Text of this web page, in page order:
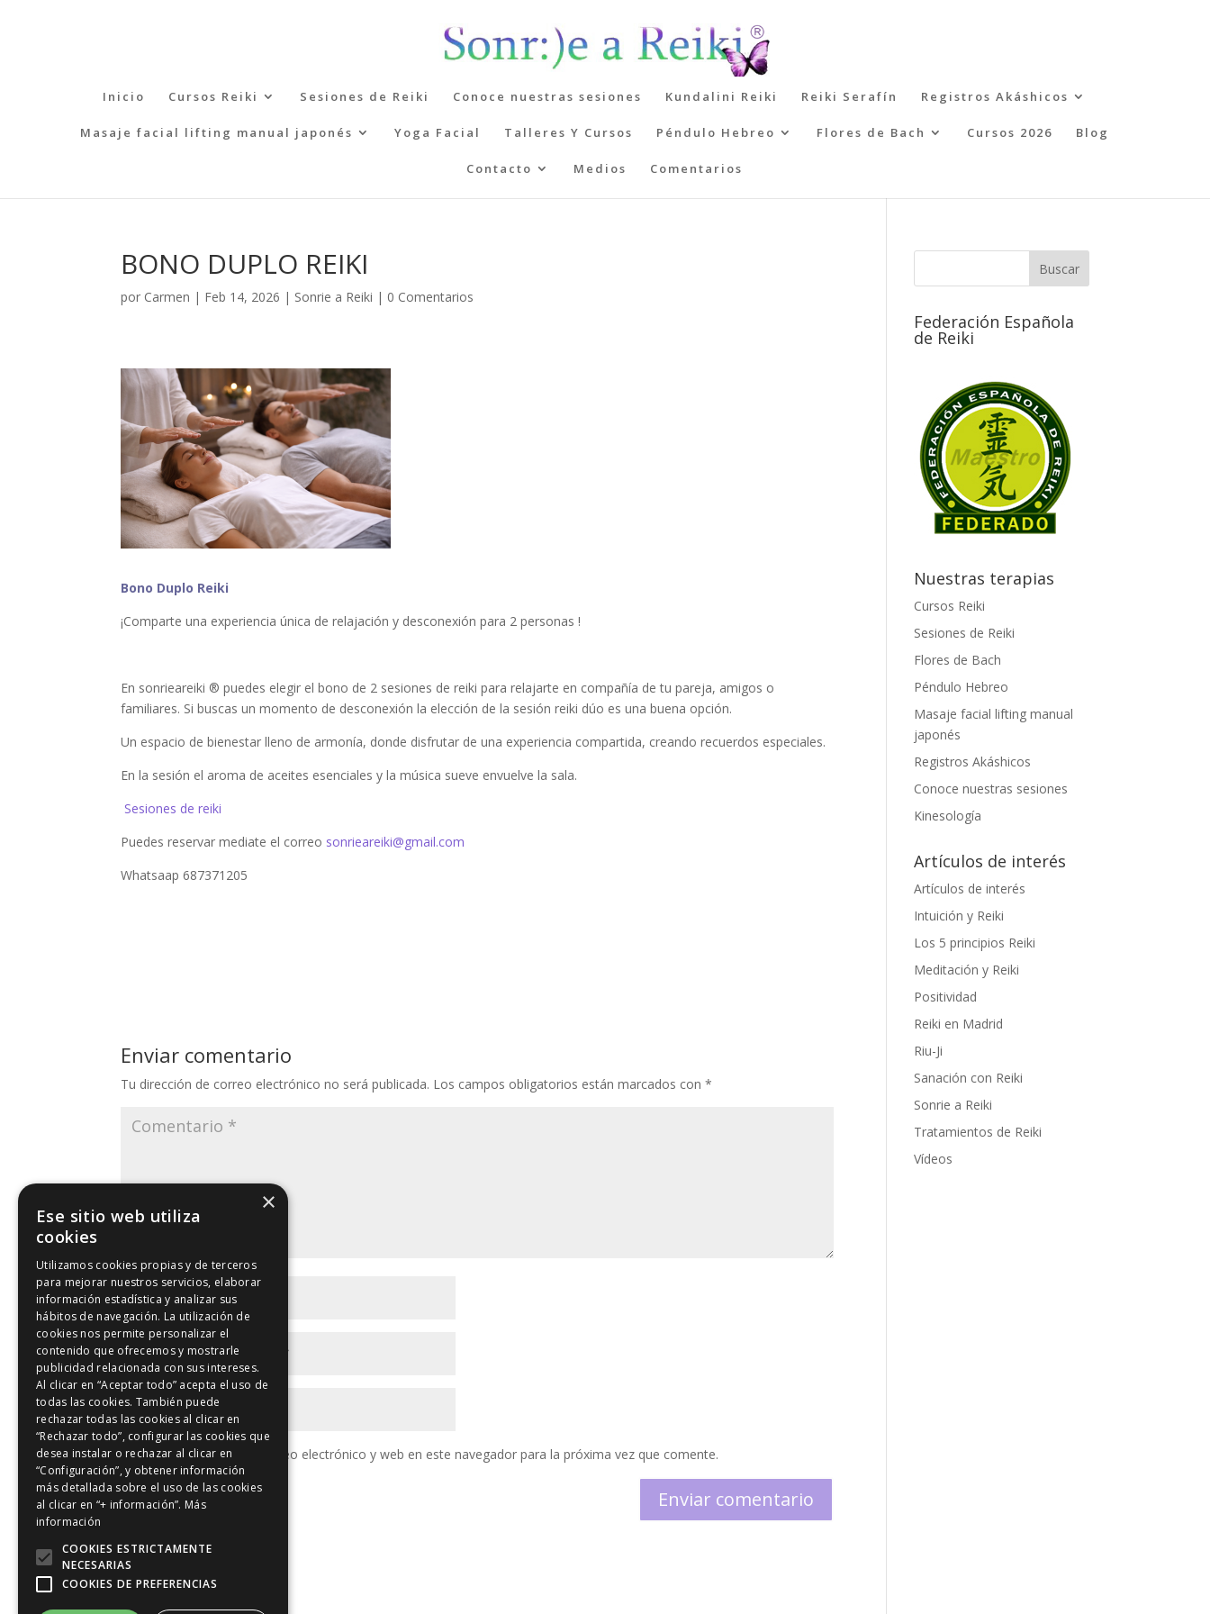
Inicio Cursos Reiki Sesiones de Reiki Conoce nuestras sesiones Kundalini Reiki Reiki Serafín Registros Akáshicos
Masaje facial lifting manual japonés Yoga Facial Talleres Y Cursos Péndulo Hebreo Flores de Bach Cursos 2026 Blog
Contacto Medios Comentarios
BONO DUPLO REIKI
por Carmen | Feb 14, 2026 | Sonrie a Reiki | 0 Comentarios
Bono Duplo Reiki
¡Comparte una experiencia única de relajación y desconexión para 2 personas !
En sonrieareiki ® puedes elegir el bono de 2 sesiones de reiki para relajarte en compañía de tu pareja, amigos o
familiares. Si buscas un momento de desconexión la elección de la sesión reiki dúo es una buena opción.
Un espacio de bienestar lleno de armonía, donde disfrutar de una experiencia compartida, creando recuerdos especiales.
En la sesión el aroma de aceites esenciales y la música sueve envuelve la sala.
Sesiones de reiki
Puedes reservar mediate el correo sonrieareiki@gmail.com
Whatsaap 687371205
Enviar comentario
Tu dirección de correo electrónico no será publicada. Los campos obligatorios están marcados con*
Guarda mi nombre, correo electrónico y web en este navegador para la próxima vez que comente.
Federación Española
de Reiki
Nuestras terapias
Cursos Reiki
Sesiones de Reiki
Flores de Bach
Péndulo Hebreo
Masaje facial lifting manual
japonés
Registros Akáshicos
Conoce nuestras sesiones
Kinesología
Artículos de interés
Artículos de interés
Intuición y Reiki
Los 5 principios Reiki
Meditación y Reiki
Positividad
Reiki en Madrid
Riu-Ji
Sanación con Reiki
Sonrie a Reiki
Tratamientos de Reiki
Vídeos
×
Ese sitio web utiliza
cookies
Utilizamos cookies propias y de terceros
para mejorar nuestros servicios, elaborar
información estadística y analizar sus
hábitos de navegación. La utilización de
cookies nos permite personalizar el
contenido que ofrecemos y mostrarle
publicidad relacionada con sus intereses.
Al clicar en “Aceptar todo” acepta el uso de
todas las cookies. También puede
rechazar todas las cookies al clicar en
“Rechazar todo”, configurar las cookies que
desea instalar o rechazar al clicar en
“Configuración”, y obtener información
más detallada sobre el uso de las cookies
al clicar en “+ información”. Más
información
COOKIES ESTRICTAMENTE
NECESARIAS
COOKIES DE PREFERENCIAS